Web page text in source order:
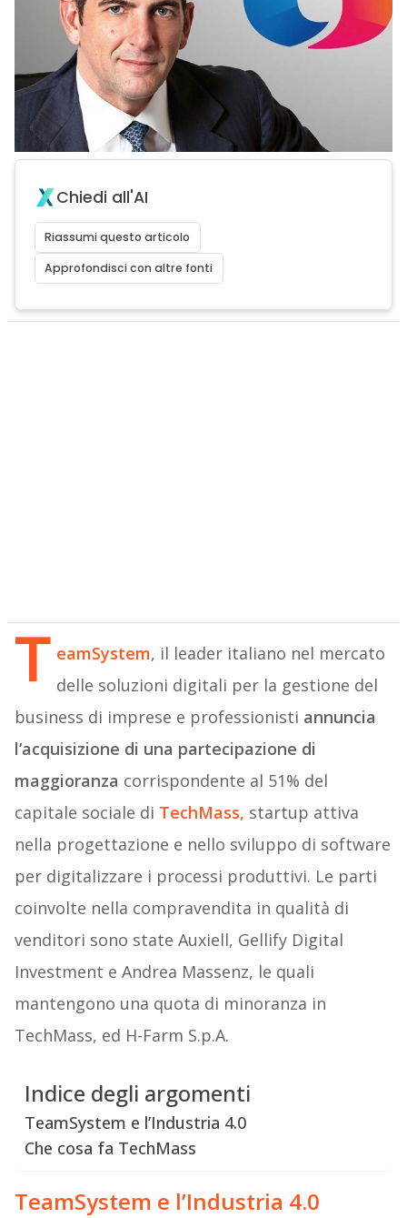
Chiedi all'AI
Riassumi questo articolo
Approfondisci con altre fonti
T eamSystem, il leader italiano nel mercato
delle soluzioni digitali per la gestione del
business di imprese e professionisti annuncia
l’acquisizione di una partecipazione di
maggioranza corrispondente al 51% del
capitale sociale di TechMass, startup attiva
nella progettazione e nello sviluppo di software
per digitalizzare i processi produttivi. Le parti
coinvolte nella compravendita in qualità di
venditori sono state Auxiell, Gellify Digital
Investment e Andrea Massenz, le quali
mantengono una quota di minoranza in
TechMass, ed H-Farm S.p.A.
Indice degli argomenti
TeamSystem e l’Industria 4.0
Che cosa fa TechMass
TeamSystem e l’Industria 4.0